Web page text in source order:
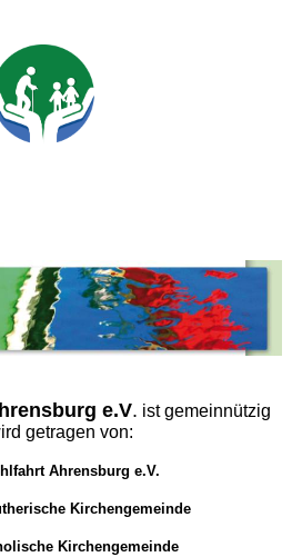
e.V. ist gemeinnützig
getragen von:
Ahrensburg e.V.
Kirchengemeinde
Kirchengemeinde